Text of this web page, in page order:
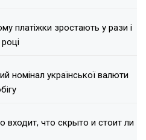
платіжки зростають у рази і
номінал української валюти
входит, что скрыто и стоит ли